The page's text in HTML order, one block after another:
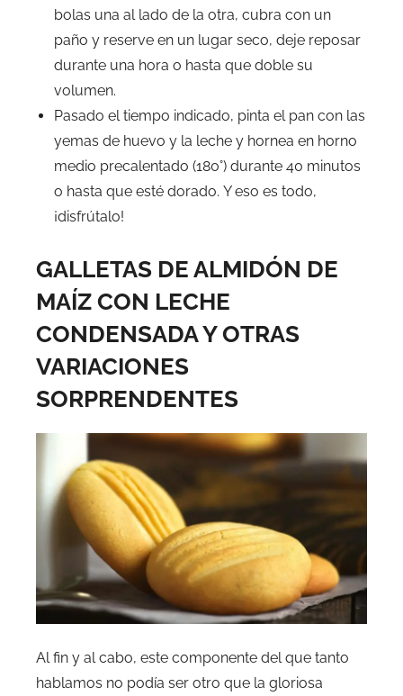
bolas una al lado de la otra, cubra con un
paño y reserve en un lugar seco, deje reposar
durante una hora o hasta que doble su
volumen.
Pasado el tiempo indicado, pinta el pan con las
yemas de huevo y la leche y hornea en horno
medio precalentado (180°) durante 40 minutos
o hasta que esté dorado. Y eso es todo,
¡disfrútalo!
GALLETAS DE ALMIDÓN DE
MAÍZ CON LECHE
CONDENSADA Y OTRAS
VARIACIONES
SORPRENDENTES
Al fin y al cabo, este componente del que tanto
hablamos no podía ser otro que la gloriosa